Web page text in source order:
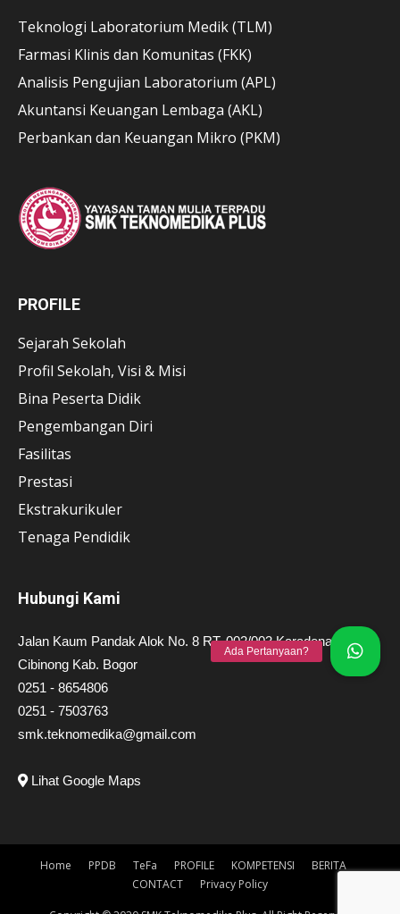
Teknologi Laboratorium Medik (TLM)
Farmasi Klinis dan Komunitas (FKK)
Analisis Pengujian Laboratorium (APL)
Akuntansi Keuangan Lembaga (AKL)
Perbankan dan Keuangan Mikro (PKM)
PROFILE
Sejarah Sekolah
Profil Sekolah, Visi & Misi
Bina Peserta Didik
Pengembangan Diri
Fasilitas
Prestasi
Ekstrakurikuler
Tenaga Pendidik
Hubungi Kami
Jalan Kaum Pandak Alok No. 8 RT. 002/003 Karadenan Kec.
Cibinong Kab. Bogor
0251 - 8654806
0251 - 7503763
smk.teknomedika@gmail.com
Lihat Google Maps
Home PPDB TeFa PROFILE KOMPETENSI
BERITA
CONTACT
Privacy Policy